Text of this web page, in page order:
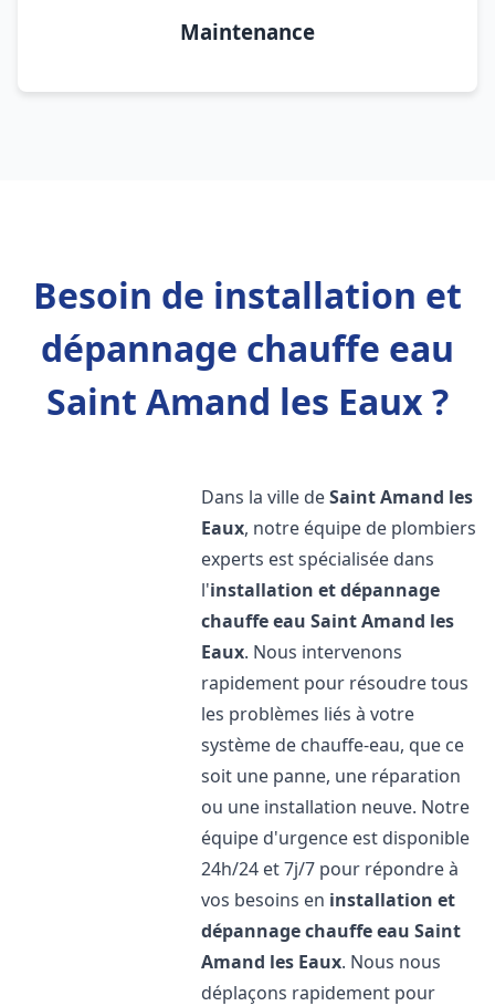
Maintenance
Besoin de installation et
dépannage chauffe eau
Saint Amand les Eaux ?
Dans la ville deSaint Amand les
Eaux, notre équipe de plombiers
experts est spécialisée dans
l'installation et dépannage
chauffe eau Saint Amand les
Eaux. Nous intervenons
rapidement pour résoudre tous
les problèmes liés à votre
système de chauffe-eau, que ce
soit une panne, une réparation
ou une installation neuve. Notre
équipe d'urgence est disponible
24h/24 et 7j/7 pour répondre à
vos besoins en installation et
dépannage chauffe eau Saint
Amand les Eaux. Nous nous
déplaçons rapidement pour